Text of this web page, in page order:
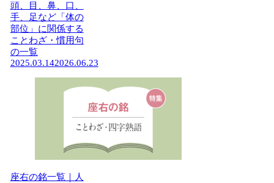
頭、目、鼻、口、
手、足など「体の
部位」に関係する
ことわざ・慣用句
の一覧
2025.03.142026.06.23
座右の銘一覧｜人